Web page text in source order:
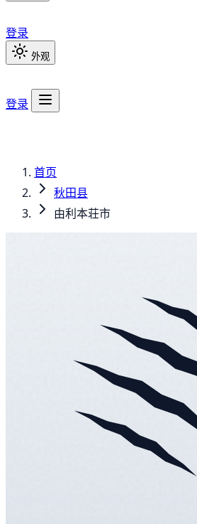
登录
外观
登录
首页
秋田县
由利本荘市